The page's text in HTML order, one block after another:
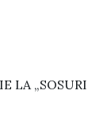
LA „SOSURI